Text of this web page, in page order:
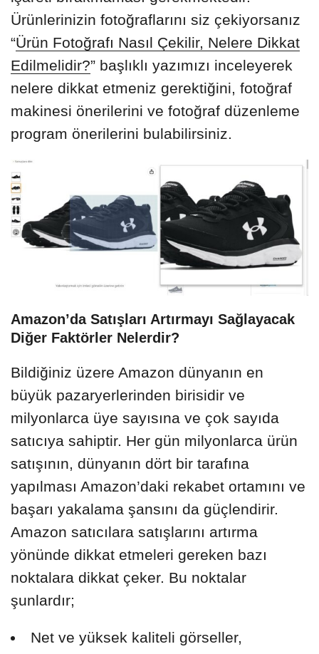
Ürünlerinizin fotoğraflarını siz çekiyorsanız
“Ürün Fotoğrafı Nasıl Çekilir, Nelere Dikkat
Edilmelidir?” başlıklı yazımızı inceleyerek
nelere dikkat etmeniz gerektiğini, fotoğraf
makinesi önerilerini ve fotoğraf düzenleme
program önerilerini bulabilirsiniz.
Amazon’da Satışları Artırmayı Sağlayacak
Diğer Faktörler Nelerdir?
Bildiğiniz üzere Amazon dünyanın en
büyük pazaryerlerinden birisidir ve
milyonlarca üye sayısına ve çok sayıda
satıcıya sahiptir. Her gün milyonlarca ürün
satışının, dünyanın dört bir tarafına
yapılması Amazon’daki rekabet ortamını ve
başarı yakalama şansını da güçlendirir.
Amazon satıcılara satışlarını artırma
yönünde dikkat etmeleri gereken bazı
noktalara dikkat çeker. Bu noktalar
şunlardır;
Net ve yüksek kaliteli görseller,